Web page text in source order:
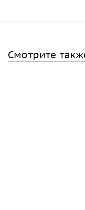
Смотрите